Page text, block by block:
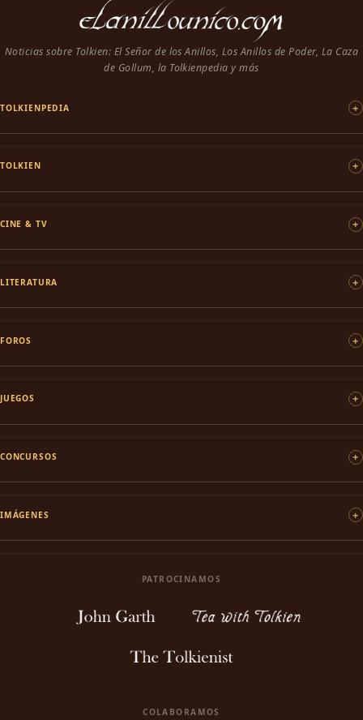
Noticias sobre Tolkien: El Señor de los Anillos, Los Anillos de Poder, La Caza
de Gollum, la Tolkienpedia y más
TOLKIENPEDIA
TOLKIEN
CINE & TV
LITERATURA
FOROS
JUEGOS
CONCURSOS
IMÁGENES
PATROCINAMOS
COLABORAMOS